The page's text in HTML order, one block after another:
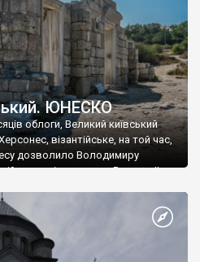
ЮНЕСКО
облоги, Великий київський
візантійське, на той час,
дозволило Володимиру
імператору Василю ІІ, та
став Василем-християнином.
На честь Херсонесу Таврійського